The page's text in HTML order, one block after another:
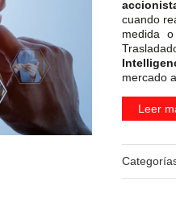
cuando
medida
mercado
Leer